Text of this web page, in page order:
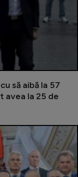
să aibă la 57
avea la 25 de